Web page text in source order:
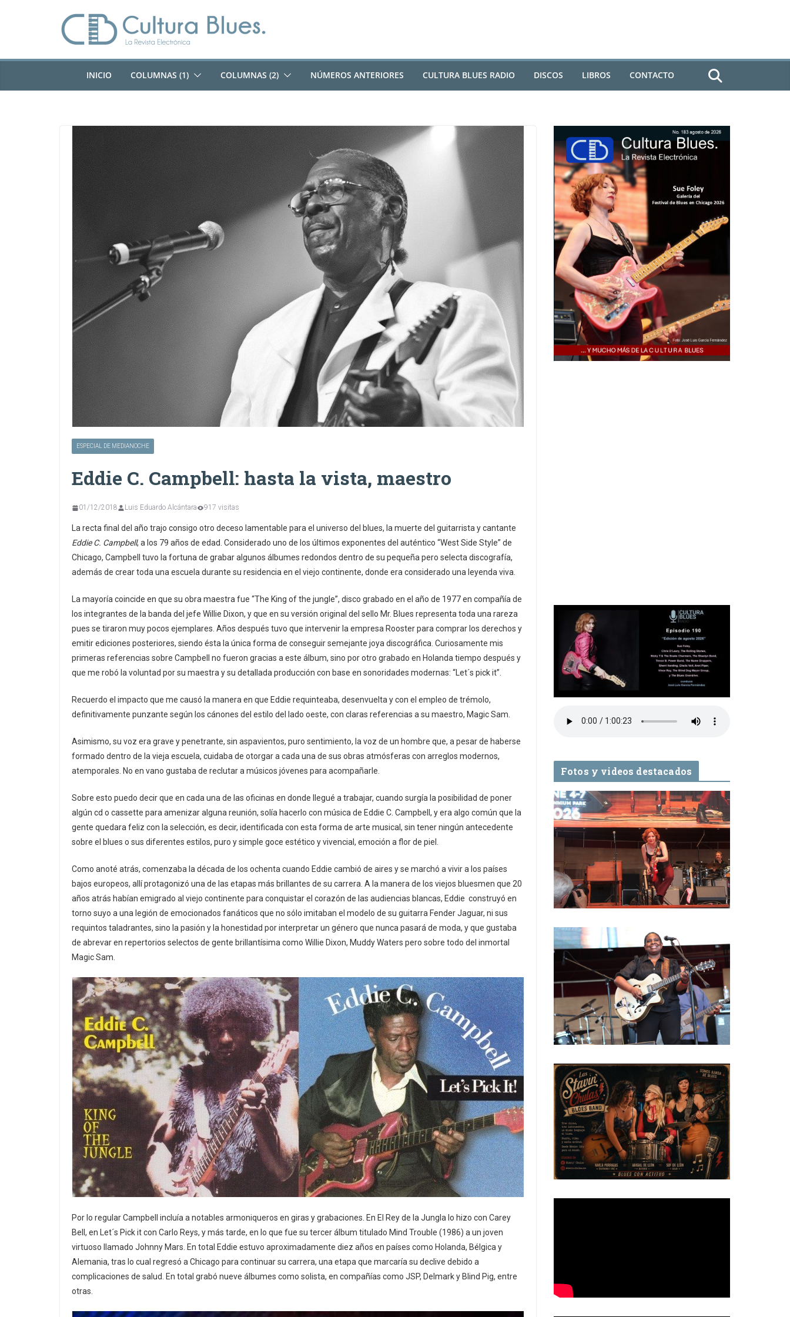
INICIO COLUMNAS (1) COLUMNAS (2) NÚMEROS ANTERIORES CULTURA BLUES RADIO DISCOS LIBROS CONTACTO
ESPECIAL DE MEDIANOCHE
Eddie C. Campbell: hasta la vista, maestro
01/12/2018 Luis Eduardo Alcántara 917 visitas
La recta final del año trajo consigo otro deceso lamentable para el universo del blues, la muerte del guitarrista y cantante
Eddie C. Campbell, a los 79 años de edad. Considerado uno de los últimos exponentes del auténtico “West Side Style” de
Chicago, Campbell tuvo la fortuna de grabar algunos álbumes redondos dentro de su pequeña pero selecta discografía,
además de crear toda una escuela durante su residencia en el viejo continente, donde era considerado una leyenda viva.
La mayoría coincide en que su obra maestra fue “The King of the jungle”, disco grabado en el año de 1977 en compañía de
los integrantes de la banda del jefe Willie Dixon, y que en su versión original del sello Mr. Blues representa toda una rareza
pues se tiraron muy pocos ejemplares. Años después tuvo que intervenir la empresa Rooster para comprar los derechos y
emitir ediciones posteriores, siendo ésta la única forma de conseguir semejante joya discográfica. Curiosamente mis
primeras referencias sobre Campbell no fueron gracias a este álbum, sino por otro grabado en Holanda tiempo después y
que me robó la voluntad por su maestra y su detallada producción con base en sonoridades modernas: “Let´s pick it”.
Recuerdo el impacto que me causó la manera en que Eddie requinteaba, desenvuelta y con el empleo de trémolo,
definitivamente punzante según los cánones del estilo del lado oeste, con claras referencias a su maestro, Magic Sam.
Asimismo, su voz era grave y penetrante, sin aspavientos, puro sentimiento, la voz de un hombre que, a pesar de haberse
formado dentro de la vieja escuela, cuidaba de otorgar a cada una de sus obras atmósferas con arreglos modernos,
atemporales. No en vano gustaba de reclutar a músicos jóvenes para acompañarle.
Sobre esto puedo decir que en cada una de las oficinas en donde llegué a trabajar, cuando surgía la posibilidad de poner
algún cd o cassette para amenizar alguna reunión, solía hacerlo con música de Eddie C. Campbell, y era algo común que la
gente quedara feliz con la selección, es decir, identificada con esta forma de arte musical, sin tener ningún antecedente
sobre el blues o sus diferentes estilos, puro y simple goce estético y vivencial, emoción a flor de piel.
Como anoté atrás, comenzaba la década de los ochenta cuando Eddie cambió de aires y se marchó a vivir a los países
bajos europeos, allí protagonizó una de las etapas más brillantes de su carrera. A la manera de los viejos bluesmen que 20
años atrás habían emigrado al viejo continente para conquistar el corazón de las audiencias blancas, Eddie construyó en
torno suyo a una legión de emocionados fanáticos que no sólo imitaban el modelo de su guitarra Fender Jaguar, ni sus
requintos taladrantes, sino la pasión y la honestidad por interpretar un género que nunca pasará de moda, y que gustaba
de abrevar en repertorios selectos de gente brillantísima como Willie Dixon, Muddy Waters pero sobre todo del inmortal
Magic Sam.
Por lo regular Campbell incluía a notables armoniqueros en giras y grabaciones. En El Rey de la Jungla lo hizo con Carey
Bell, en Let´s Pick it con Carlo Reys, y más tarde, en lo que fue su tercer álbum titulado Mind Trouble (1986) a un joven
virtuoso llamado Johnny Mars. En total Eddie estuvo aproximadamente diez años en países como Holanda, Bélgica y
Alemania, tras lo cual regresó a Chicago para continuar su carrera, una etapa que marcaría su declive debido a
complicaciones de salud. En total grabó nueve álbumes como solista, en compañías como JSP, Delmark y Blind Pig, entre
otras.
Fotos y videos destacados